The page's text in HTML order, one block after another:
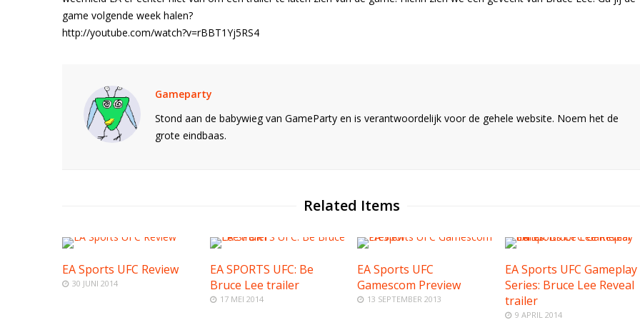
game volgende week halen?
http://youtube.com/watch?v=rBBT1Yj5RS4
Gameparty
Stond aan de babywieg van GameParty en is verantwoordelijk voor de gehele website. Noem het de
grote eindbaas.
Related Items
EA Sports UFC Review
30 JUNI 2014
EA SPORTS UFC: Be
Bruce Lee trailer
17 MEI 2014
EA Sports UFC
Gamescom Preview
13 SEPTEMBER 2013
EA Sports UFC Gameplay
Series: Bruce Lee Reveal
trailer
9 APRIL 2014